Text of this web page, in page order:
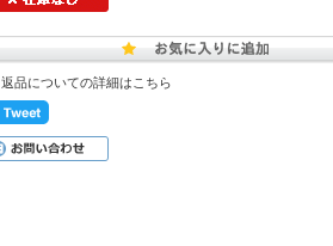
返品についての詳細はこちら